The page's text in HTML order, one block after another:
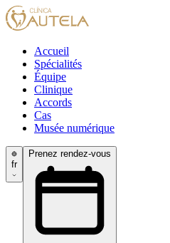
Accueil
Spécialités
Équipe
Clinique
Accords
Cas
Musée numérique
fr
Prenez rendez-vous